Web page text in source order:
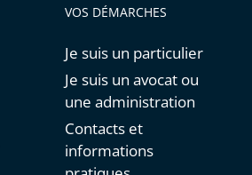
VOS DÉMARCHES
Je suis un particulier
Je suis un avocat ou
une administration
Contacts et
informations